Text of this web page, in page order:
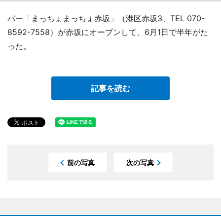
バー「まっちょまっちょ赤坂」（港区赤坂3、TEL 070-
8592-7558）が赤坂にオープンして、6月1日で半年がた
った。
記事を読む
前の写真 次の写真